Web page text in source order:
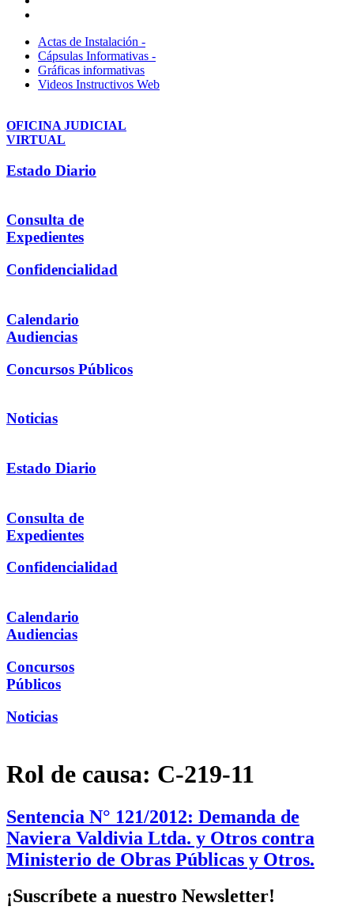
Actas de Instalación -
Cápsulas Informativas -
Gráficas informativas
Videos Instructivos Web
OFICINA JUDICIAL
VIRTUAL
Estado Diario
Consulta de
Expedientes
Confidencialidad
Calendario
Audiencias
Concursos Públicos
Noticias
Estado Diario
Consulta de
Expedientes
Confidencialidad
Calendario
Audiencias
Concursos
Públicos
Noticias
Rol de causa: C-219-11
Sentencia N° 121/2012: Demanda de
Naviera Valdivia Ltda. y Otros contra
Ministerio de Obras Públicas y Otros.
¡Suscríbete a nuestro Newsletter!